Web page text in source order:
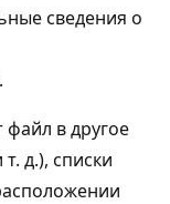
сведения о
.
файл в другое
д.), списки